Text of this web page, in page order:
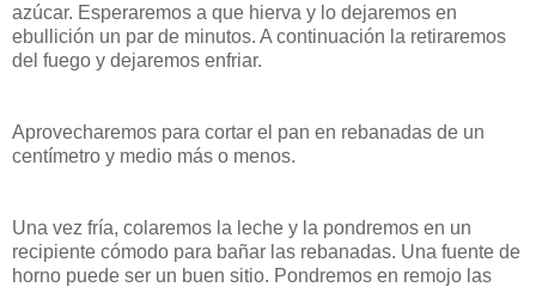
azúcar. Esperaremos a que hierva y lo dejaremos en
ebullición un par de minutos. A continuación la retiraremos
del fuego y dejaremos enfriar.
Aprovecharemos para cortar el pan en rebanadas de un
centímetro y medio más o menos.
Una vez fría, colaremos la leche y la pondremos en un
recipiente cómodo para bañar las rebanadas. Una fuente de
horno puede ser un buen sitio. Pondremos en remojo las